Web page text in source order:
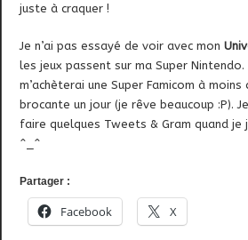
juste à craquer !
Je n’ai pas essayé de voir avec mon
les jeux passent sur ma Super Nintendo.
m’achèterai une Super Famicom à moins
brocante un jour (je rêve beaucoup :P).
faire quelques Tweets & Gram quand je
^_^
Partager :
Facebook X